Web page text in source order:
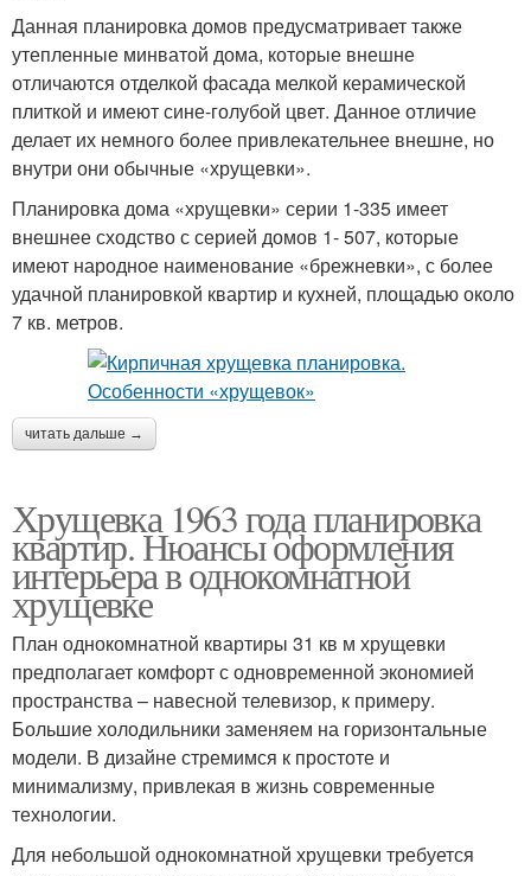
Данная планировка домов предусматривает также
утепленные минватой дома, которые внешне
отличаются отделкой фасада мелкой керамической
плиткой и имеют сине-голубой цвет. Данное отличие
делает их немного более привлекательнее внешне, но
внутри они обычные «хрущевки».
Планировка дома «хрущевки» серии 1-335 имеет
внешнее сходство с серией домов 1- 507, которые
имеют народное наименование «брежневки», с более
удачной планировкой квартир и кухней, площадью около
7 кв. метров.
читать дальше →
Хрущевка 1963 года планировка
квартир. Нюансы оформления
интерьера в однокомнатной
хрущевке
План однокомнатной квартиры 31 кв м хрущевки
предполагает комфорт с одновременной экономией
пространства – навесной телевизор, к примеру.
Большие холодильники заменяем на горизонтальные
модели. В дизайне стремимся к простоте и
минимализму, привлекая в жизнь современные
технологии.
Для небольшой однокомнатной хрущевки требуется